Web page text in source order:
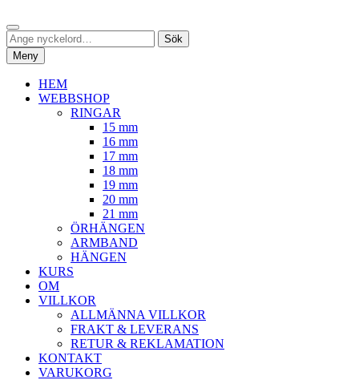
Hoppa
till
innehåll
Sök
Sök
efter:
Sök
Meny
HEM
WEBBSHOP
RINGAR
15 mm
16 mm
17 mm
18 mm
19 mm
20 mm
21 mm
ÖRHÄNGEN
ARMBAND
HÄNGEN
KURS
OM
VILLKOR
ALLMÄNNA VILLKOR
FRAKT & LEVERANS
RETUR & REKLAMATION
KONTAKT
VARUKORG